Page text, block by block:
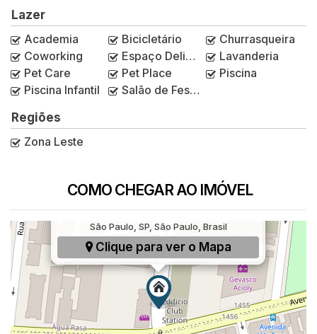
Lazer
Academia
Bicicletário
Churrasqueira
Coworking
Espaço Delivery
Lavanderia
Pet Care
Pet Place
Piscina
Piscina Infantil
Salão de Festas
Regiões
Zona Leste
COMO CHEGAR AO IMÓVEL
Rua Domingos Afonso, 880, Vila Santa Clara,
São Paulo, SP, São Paulo, Brasil
Clique para ver o Mapa